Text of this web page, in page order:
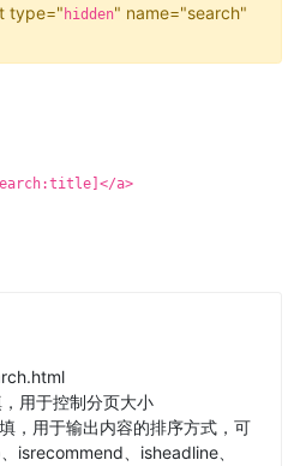
type=" hidden" name="search"
a>
用于控制分页大小
用于输出内容的排序方式，可
isrecommend、isheadline、